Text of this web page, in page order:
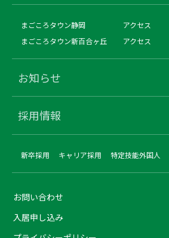
まごころタウン静岡
アクセス
まごころタウン新百合ヶ丘
アクセス
お知らせ
採用情報
新卒採用 キャリア採用 特定技能外国人
お問い合わせ
入居申し込み